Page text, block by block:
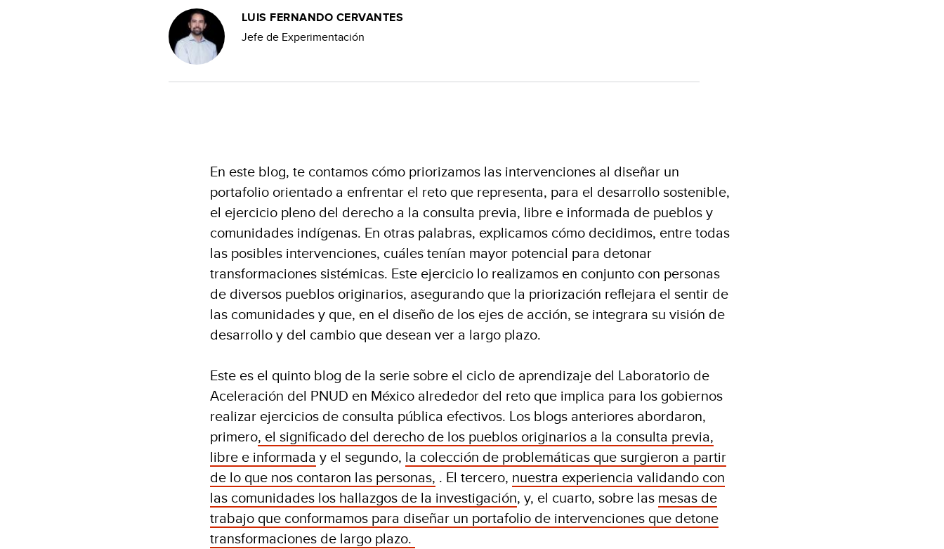
LUIS FERNANDO CERVANTES
Jefe de Experimentación
En este blog, te contamos cómo priorizamos las intervenciones al diseñar un
portafolio orientado a enfrentar el reto que representa, para el desarrollo sostenible,
el ejercicio pleno del derecho a la consulta previa, libre e informada de pueblos y
comunidades indígenas. En otras palabras, explicamos cómo decidimos, entre todas
las posibles intervenciones, cuáles tenían mayor potencial para detonar
transformaciones sistémicas. Este ejercicio lo realizamos en conjunto con personas
de diversos pueblos originarios, asegurando que la priorización reflejara el sentir de
las comunidades y que, en el diseño de los ejes de acción, se integrara su visión de
desarrollo y del cambio que desean ver a largo plazo.
Este es el quinto blog de la serie sobre el ciclo de aprendizaje del Laboratorio de
Aceleración del PNUD en México alrededor del reto que implica para los gobiernos
realizar ejercicios de consulta pública efectivos. Los blogs anteriores abordaron,
primero, el significado del derecho de los pueblos originarios a la consulta previa,
libre e informada y el segundo, la colección de problemáticas que surgieron a partir
de lo que nos contaron las personas, . El tercero, nuestra experiencia validando con
las comunidades los hallazgos de la investigación, y, el cuarto, sobre las mesas de
trabajo que conformamos para diseñar un portafolio de intervenciones que detone
transformaciones de largo plazo.